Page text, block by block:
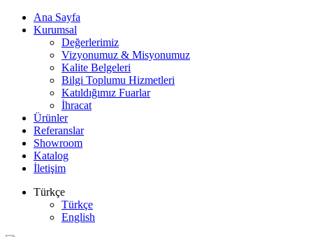
Ana Sayfa
Kurumsal
Değerlerimiz
Vizyonumuz & Misyonumuz
Kalite Belgeleri
Bilgi Toplumu Hizmetleri
Katıldığımız Fuarlar
İhracat
Ürünler
Referanslar
Showroom
Katalog
İletişim
Türkçe
Türkçe
English